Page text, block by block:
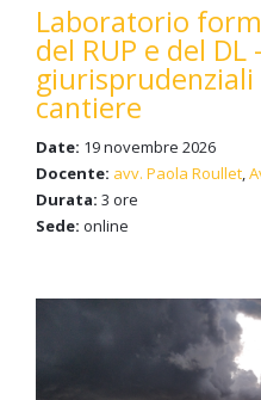
Laboratorio
del RUP e del DL
cantiere
Date: 19 novembre 2026
Docente: avv. Paola Roullet,
Durata: 3 ore
Sede: online